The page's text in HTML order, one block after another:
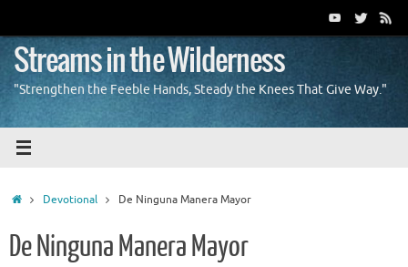
content
Streams in the Wilderness
"Strengthen the Feeble Hands, Steady the Knees That Give Way."
HomeDevotional De Ninguna Manera Mayor
De Ninguna Manera Mayor